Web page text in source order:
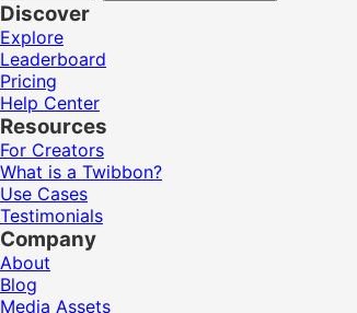
Discover
Explore
Leaderboard
Pricing
Help Center
Resources
For Creators
What is a Twibbon?
Use Cases
Testimonials
Company
About
Blog
Media Assets